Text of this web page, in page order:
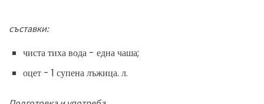
съставки:
чиста тиха вода - една чаша;
оцет - 1 супена лъжица. л.